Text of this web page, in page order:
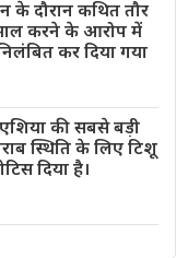
के दौरान कथित तौर
करने के आरोप में
कर दिया गया
की सबसे बड़ी
स्थिति के लिए टिशू
दिया है।